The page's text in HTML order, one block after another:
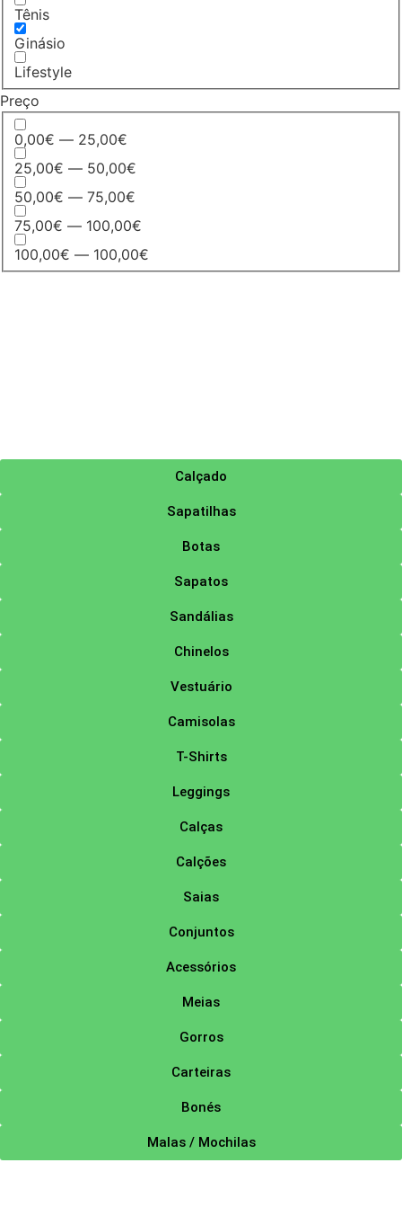
Tênis
Ginásio
Lifestyle
Preço
0,00€ — 25,00€
25,00€ — 50,00€
50,00€ — 75,00€
75,00€ — 100,00€
100,00€ — 100,00€
Calçado
Sapatilhas
Botas
Sapatos
Sandálias
Chinelos
Vestuário
Camisolas
T-Shirts
Leggings
Calças
Calções
Saias
Conjuntos
Acessórios
Meias
Gorros
Carteiras
Bonés
Malas / Mochilas